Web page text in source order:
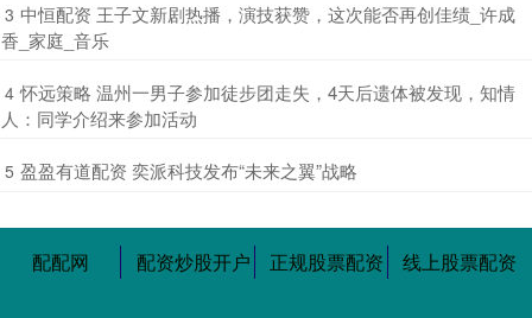
3 ​中恒配资 王子文新剧热播，演技获赞，这次能否再创佳绩_许成
香_家庭_音乐
4 ​怀远策略 温州一男子参加徒步团走失，4天后遗体被发现，知情
人：同学介绍来参加活动
5 ​盈盈有道配资 奕派科技发布“未来之翼”战略
配配网 配资炒股开户 正规股票配资 线上股票配资